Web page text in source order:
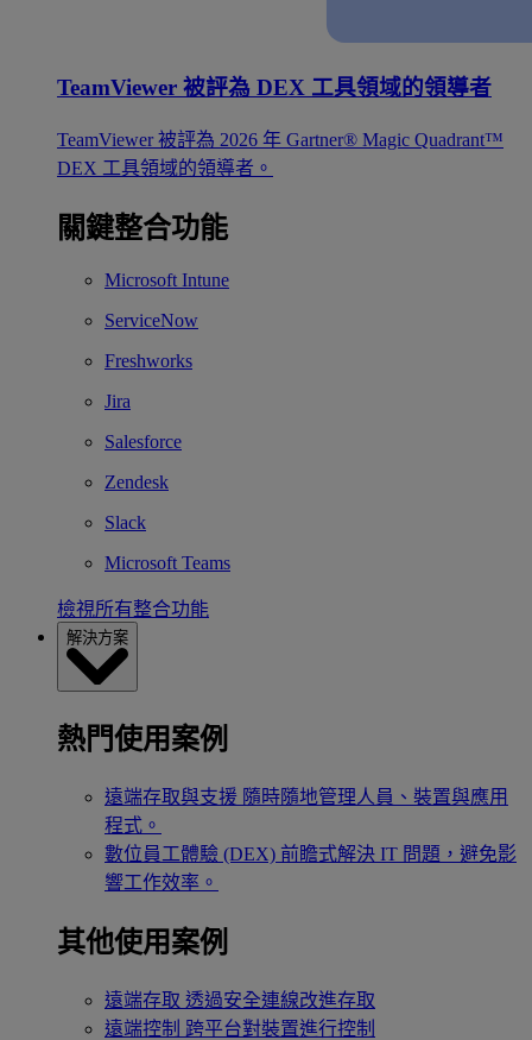
TeamViewer 被評為 DEX 工具領域的領導者
TeamViewer 被評為 2026 年 Gartner® Magic Quadrant™
DEX 工具領域的領導者。
關鍵整合功能
Microsoft Intune
ServiceNow
Freshworks
Jira
Salesforce
Zendesk
Slack
Microsoft Teams
檢視所有整合功能
解決方案
熱門使用案例
遠端存取與支援 隨時隨地管理人員、裝置與應用
程式。
數位員工體驗 (DEX) 前瞻式解決 IT 問題，避免影
響工作效率。
其他使用案例
遠端存取 透過安全連線改進存取
遠端控制 跨平台對裝置進行控制